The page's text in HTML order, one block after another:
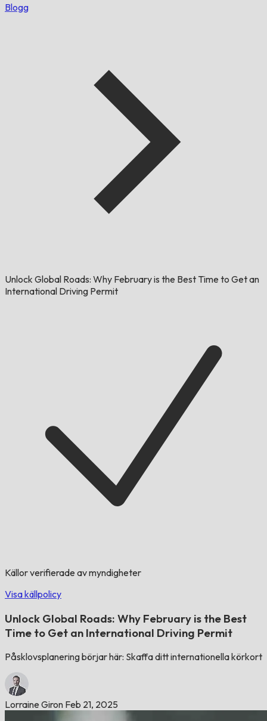
Blogg
Unlock Global Roads: Why February is the Best Time to Get an
International Driving Permit
Källor verifierade av myndigheter
Visa källpolicy
Unlock Global Roads: Why February is the Best
Time to Get an International Driving Permit
Påsklovsplanering börjar här: Skaffa ditt internationella körkort
Lorraine Giron Feb 21, 2025